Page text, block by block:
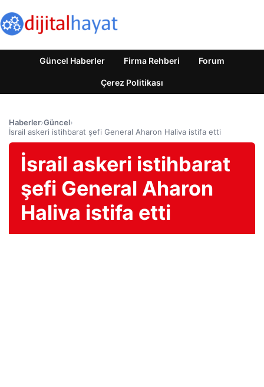
Güncel Haberler Firma Rehberi Forum
Çerez Politikası
Haberler›Güncel›
İsrail askeri istihbarat şefi General Aharon Haliva istifa etti
İsrail askeri istihbarat
şefi General Aharon
Haliva istifa etti